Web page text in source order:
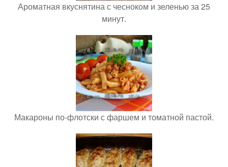
Ароматная вкуснятина с чесноком и зеленью за 25
минут.
Макароны по-флотски с фаршем и томатной пастой.